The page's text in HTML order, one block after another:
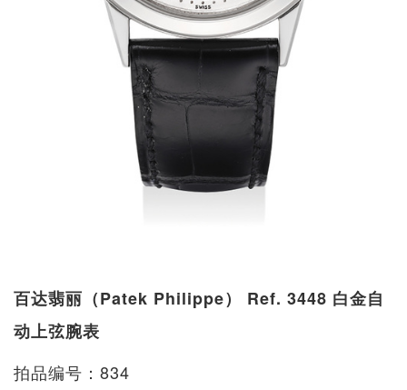
百达翡丽（Patek Philippe） Ref. 3448 白金自
动上弦腕表
拍品编号：834